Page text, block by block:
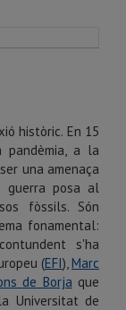
històric. En 15
a la
una amenaça
guerra posa al
fòssils. Són
fonamental:
s'ha
(EFI),Marc
de Borja que
Universitat de